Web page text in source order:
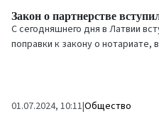
Закон о партнерстве
С сегодняшнего дня в Латвии
поправки к закону о нотариате,
01.07.2024, 10:11|Общество